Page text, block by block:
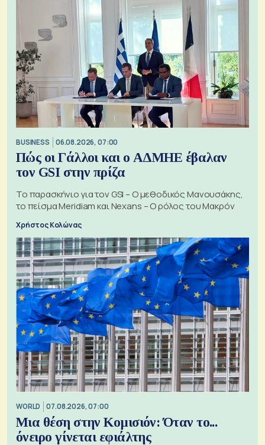
BUSINESS 06.08.2026, 07:00
Πώς οι Γάλλοι και ο ΑΔΜΗΕ έβαλαν
τον GSI στην πρίζα
Το παρασκήνιο για τον GSI – Ο μεθοδικός Μανουσάκης,
το πείσμα Meridiam και Nexans – Ο ρόλος του Μακρόν
Χρήστος Κολώνας
WORLD 07.08.2026, 07:00
Μια θέση στην Κομισιόν: Όταν το...
όνειρο γίνεται εφιάλτης